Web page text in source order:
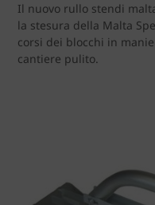
Il nuovo rullo stendi
la stesura della Malta
corsi dei blocchi in
cantiere pulito.